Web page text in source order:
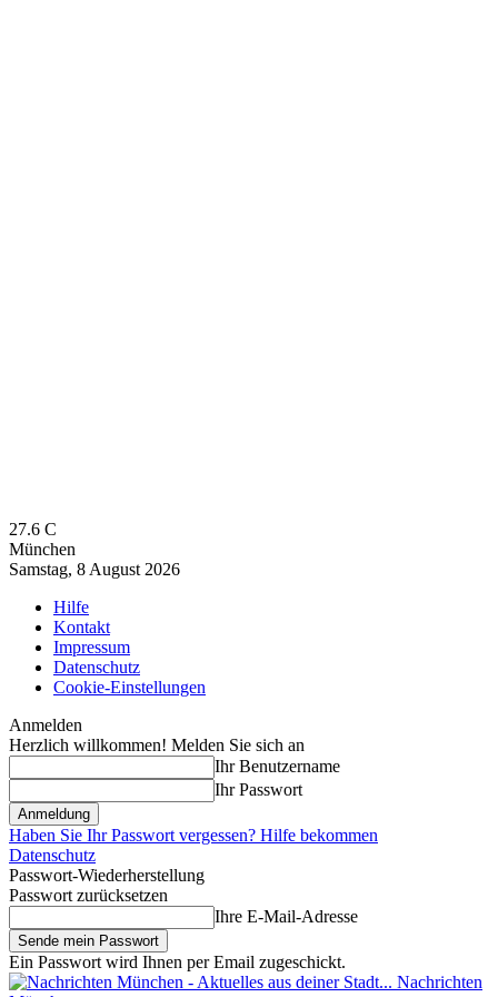
27.6 C
München
Samstag, 8 August 2026
Hilfe
Kontakt
Impressum
Datenschutz
Cookie-Einstellungen
Anmelden
Herzlich willkommen! Melden Sie sich an
Ihr Benutzername
Ihr Passwort
Haben Sie Ihr Passwort vergessen? Hilfe bekommen
Datenschutz
Passwort-Wiederherstellung
Passwort zurücksetzen
Ihre E-Mail-Adresse
Ein Passwort wird Ihnen per Email zugeschickt.
Nachrichten